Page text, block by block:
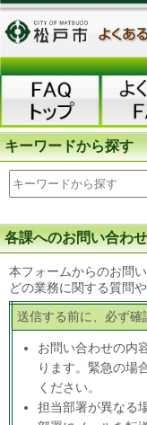
キーワードから探す
各課へのお問い合わせ
本フォームからのお問
どの業務に関する質問
送信する前に、必ず確
お問い合わせの内
ります。緊急の場
ください。
担当部署が異なる